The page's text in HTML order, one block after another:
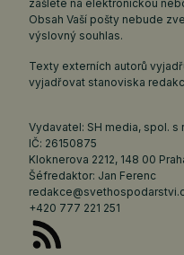
zašlete na elektronickou
Obsah Vaší pošty nebude
výslovný souhlas.
Texty externích autorů
vyjadřovat stanoviska
Vydavatel: SH media, spol. s
IČ: 26150875
Kloknerova 2212, 148 00
Šéfredaktor: Jan Ferenc
+420 777 221 251